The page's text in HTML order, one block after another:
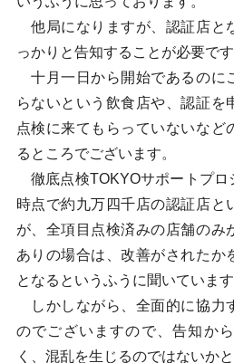
他局になりますが、認証店と
っかりと告知することが必要です
十月一日から開始であるのに
らないという飲食店や、認証を
点検に来てもらっていないなど
るところでございます。
徹底点検TOKYOサポートプロ
時点で約九万四千店の認証店と
が、全項目点検済みの店舗のみ
ありの場合は、改善がされたか
となるというふうに聞いています
しかしながら、全面的に協力
のでございますので、告知か
く、混乱を生じるのではないか